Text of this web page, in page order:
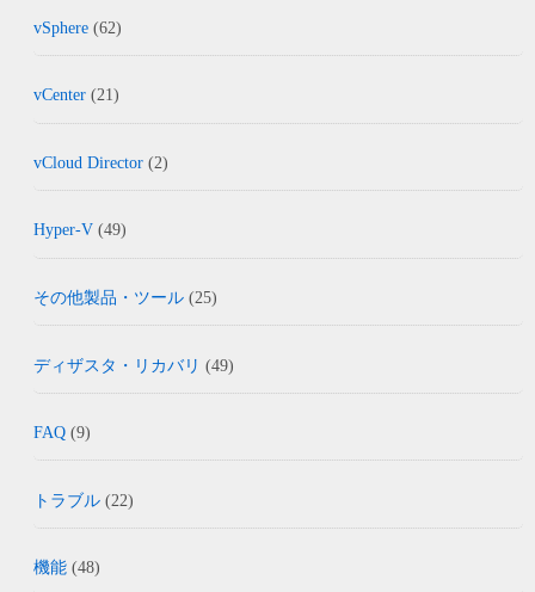
vSphere (62)
vCenter (21)
vCloud Director (2)
Hyper-V (49)
その他製品・ツール (25)
ディザスタ・リカバリ (49)
FAQ (9)
トラブル (22)
機能 (48)